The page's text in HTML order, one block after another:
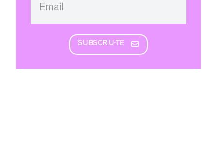
SUBSCRIU-TE